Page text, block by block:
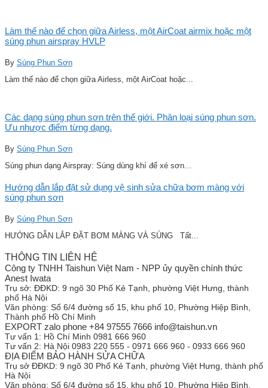
Làm thế nào để chọn giữa Airless, một AirCoat airmix hoặc một
súng phun airspray HVLP
By Súng Phun Sơn
Làm thế nào để chọn giữa Airless, một AirCoat hoặc...
Các dạng súng phun sơn trên thế giới. Phân loại súng phun sơn.
Ưu nhược điểm từng dạng.
By Súng Phun Sơn
Súng phun dạng Airspray: Súng dùng khí để xé sơn...
Hướng dẫn lắp đặt sử dụng vệ sinh sửa chữa bơm màng với
súng phun sơn
By Súng Phun Sơn
HƯỚNG DẪN LẮP ĐẶT BƠM MÀNG VÀ SÚNG Tất...
THÔNG TIN LIÊN HỆ
Công ty TNHH Taishun Việt Nam - NPP ủy quyền chính thức
Anest Iwata
Trụ sở: ĐĐKD: 9 ngõ 30 Phố Kẻ Tạnh, phường Việt Hưng, thành
phố Hà Nội
Văn phòng: Số 6/4 đường số 15, khu phố 10, Phường Hiệp Bình,
Thành phố Hồ Chí Minh
EXPORT zalo phone +84 97555 7666 info@taishun.vn
Tư vấn 1: Hồ Chí Minh 0981 666 960
Tư vấn 2: Hà Nội 0983 220 555 - 0971 666 960 - 0933 666 960
ĐỊA ĐIỂM BẢO HÀNH SỬA CHỮA
Trụ sở ĐĐKD: 9 ngõ 30 Phố Kẻ Tạnh, phường Việt Hưng, thành phố
Hà Nội
Văn phòng: Số 6/4 đường số 15, khu phố 10, Phường Hiệp Bình,